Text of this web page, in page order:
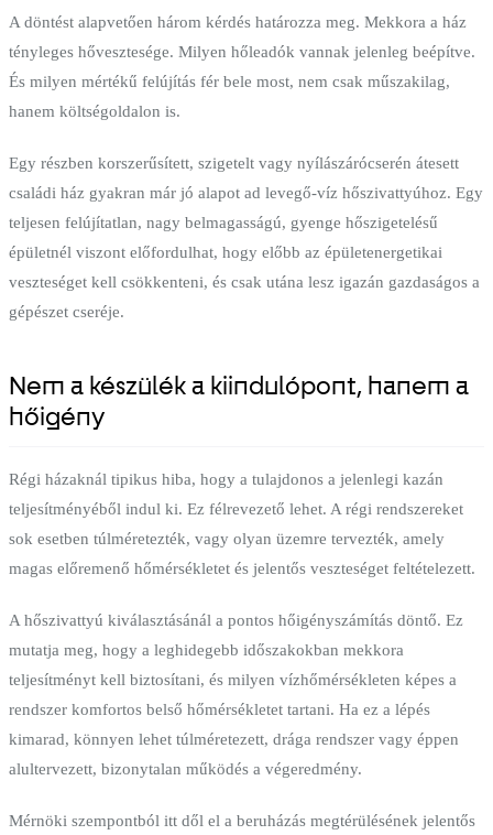
A döntést alapvetően három kérdés határozza meg. Mekkora a ház
tényleges hővesztesége. Milyen hőleadók vannak jelenleg beépítve.
És milyen mértékű felújítás fér bele most, nem csak műszakilag,
hanem költségoldalon is.
Egy részben korszerűsített, szigetelt vagy nyílászárócserén átesett
családi ház gyakran már jó alapot ad levegő-víz hőszivattyúhoz. Egy
teljesen felújítatlan, nagy belmagasságú, gyenge hőszigetelésű
épületnél viszont előfordulhat, hogy előbb az épületenergetikai
veszteséget kell csökkenteni, és csak utána lesz igazán gazdaságos a
gépészet cseréje.
Nem a készülék a kiindulópont, hanem a
hőigény
Régi házaknál tipikus hiba, hogy a tulajdonos a jelenlegi kazán
teljesítményéből indul ki. Ez félrevezető lehet. A régi rendszereket
sok esetben túlméretezték, vagy olyan üzemre tervezték, amely
magas előremenő hőmérsékletet és jelentős veszteséget feltételezett.
A hőszivattyú kiválasztásánál a pontos hőigényszámítás döntő. Ez
mutatja meg, hogy a leghidegebb időszakokban mekkora
teljesítményt kell biztosítani, és milyen vízhőmérsékleten képes a
rendszer komfortos belső hőmérsékletet tartani. Ha ez a lépés
kimarad, könnyen lehet túlméretezett, drága rendszer vagy éppen
alultervezett, bizonytalan működés a végeredmény.
Mérnöki szempontból itt dől el a beruházás megtérülésének jelentős